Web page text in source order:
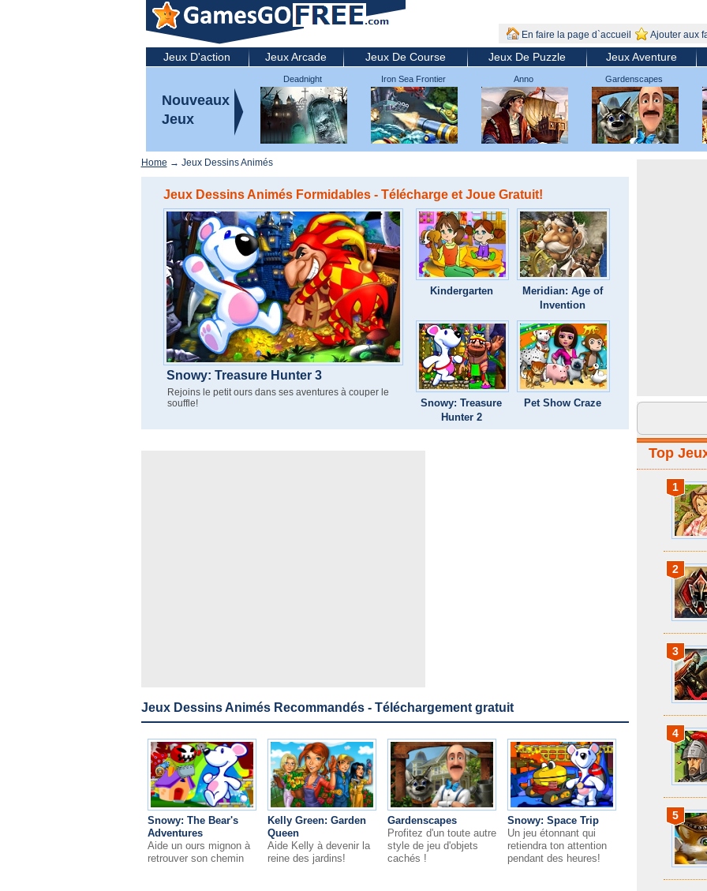
En faire la page d`accueil Ajouter aux
Jeux D'action Jeux Arcade Jeux De Course Jeux De Puzzle Jeux Aventure
Nouveaux
Jeux
Deadnight
Iron Sea Frontier
Defenders
Anno Gardenscapes
Home → Jeux Dessins Animés
Jeux Dessins Animés Formidables - Télécharge et Joue Gratuit!
Snowy: Treasure Hunter 3
Rejoins le petit ours dans ses aventures à couper le
souffle!
Kindergarten
Meridian: Age of
Invention
Snowy: Treasure
Hunter 2
Pet Show Craze
Jeux Dessins Animés Recommandés - Téléchargement gratuit
Snowy: The Bear's
Adventures
Aide un ours mignon à
retrouver son chemin
Kelly Green: Garden
Queen
Aide Kelly à devenir la
reine des jardins!
Gardenscapes
Profitez d'un toute autre
style de jeu d'objets
cachés !
Snowy: Space Trip
Un jeu étonnant qui
retiendra ton attention
pendant des heures!
Top
1
2
3
4
5